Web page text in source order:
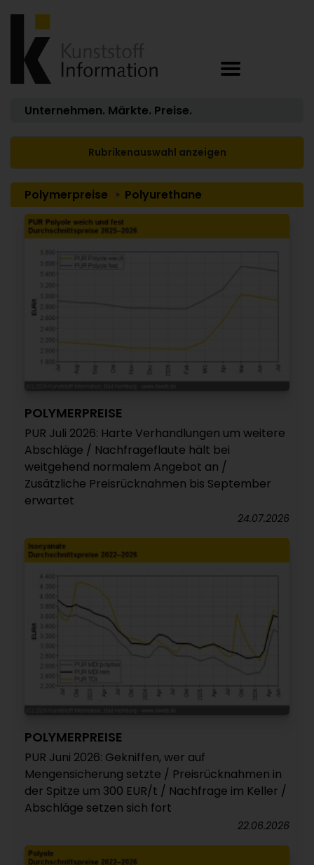
Unternehmen. Märkte. Preise.
Rubrikenauswahl anzeigen
Polymerpreise Polyurethane
POLYMERPREISE
PUR Juli 2026: Harte Verhandlungen um weitere
Abschläge / Nachfrageflaute hält bei
weitgehend normalem Angebot an /
Zusätzliche Preisrücknahmen bis September
erwartet
24.07.2026
POLYMERPREISE
PUR Juni 2026: Gekniffen, wer auf
Mengensicherung setzte / Preisrücknahmen in
der Spitze um 300 EUR/t / Nachfrage im Keller /
Abschläge setzen sich fort
22.06.2026